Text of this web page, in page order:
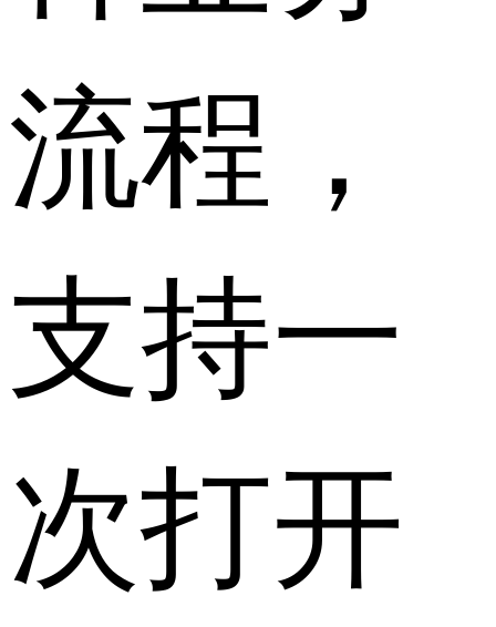
流程，
支持一
次打开